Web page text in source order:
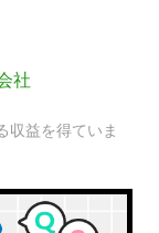
社
収益を得ていま